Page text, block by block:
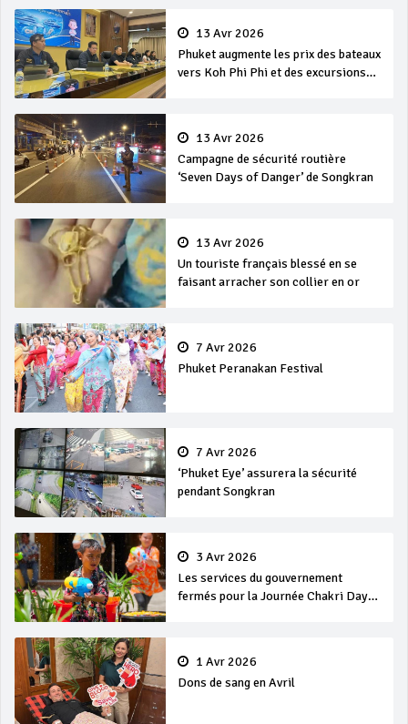
13 Avr 2026
Phuket augmente les prix des bateaux
vers Koh Phi Phi et des excursions
13 Avr 2026
Campagne de sécurité routière
‘Seven Days of Danger’ de Songkran
13 Avr 2026
Un touriste français blessé en se
faisant arracher son collier en or
7 Avr 2026
Phuket Peranakan Festival
7 Avr 2026
‘Phuket Eye’ assurera la sécurité
pendant Songkran
3 Avr 2026
Les services du gouvernement
fermés pour la Journée Chakri Day
1 Avr 2026
Dons de sang en Avril